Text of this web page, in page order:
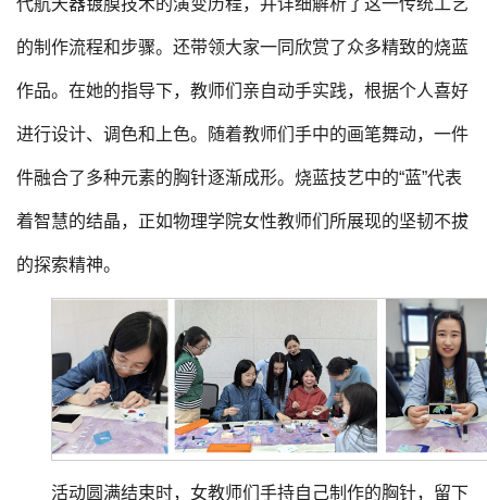
的制作流程和步骤。还带领大家一同欣赏了众多精致的烧蓝
作品。在她的指导下，教师们亲自动手实践，根据个人喜好
进行设计、调色和上色。随着教师们手中的画笔舞动，一件
件融合了多种元素的胸针逐渐成形。烧蓝技艺中的“蓝”代表
着智慧的结晶，正如物理学院女性教师们所展现的坚韧不拔
的探索精神。
活动圆满结束时，女教师们手持自己制作的胸针，留下